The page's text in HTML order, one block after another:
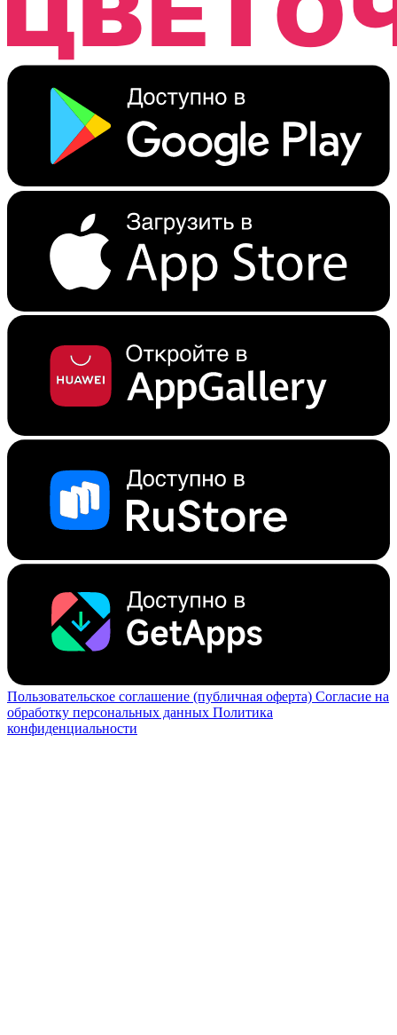
Пользовательское соглашение (публичная оферта) Согласие на
обработку персональных данных Политика
конфиденциальности